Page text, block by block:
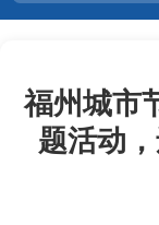
福州城市
题活动